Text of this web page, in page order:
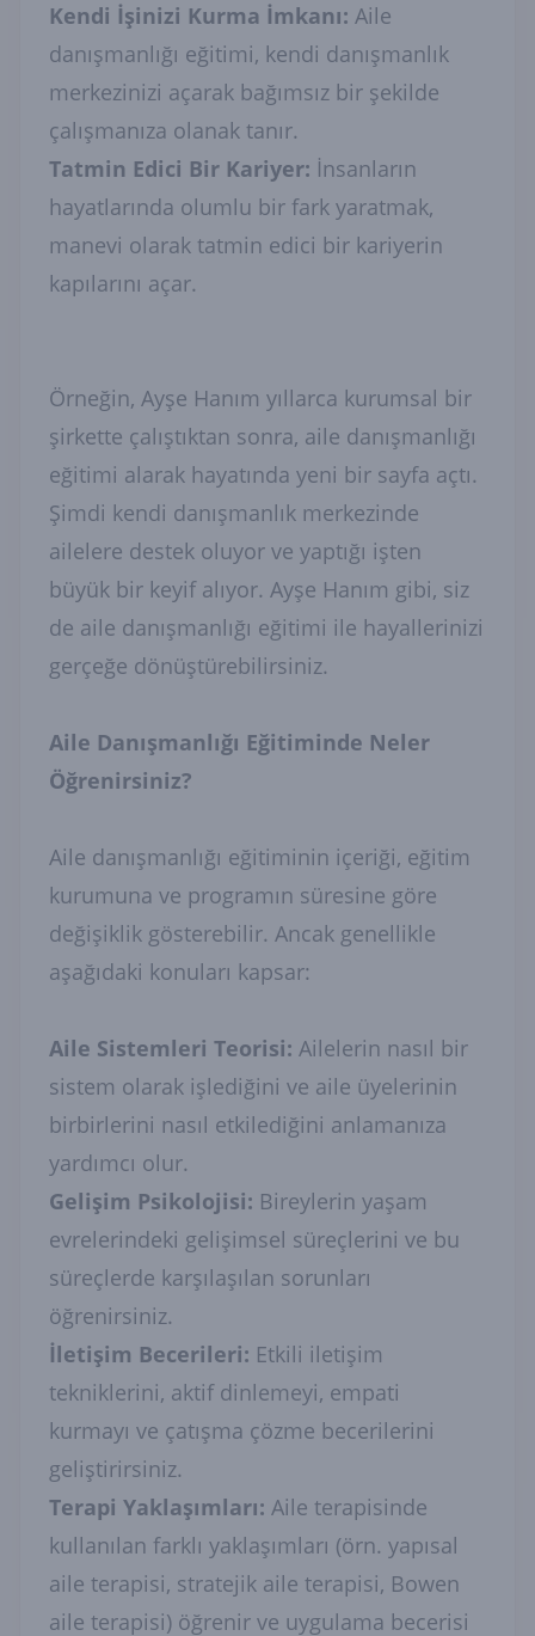
Kendi İşinizi Kurma İmkanı: Aile
danışmanlığı eğitimi, kendi danışmanlık
merkezinizi açarak bağımsız bir şekilde
çalışmanıza olanak tanır.
Tatmin Edici Bir Kariyer: İnsanların
hayatlarında olumlu bir fark yaratmak,
manevi olarak tatmin edici bir kariyerin
kapılarını açar.
Örneğin, Ayşe Hanım yıllarca kurumsal bir
şirkette çalıştıktan sonra, aile danışmanlığı
eğitimi alarak hayatında yeni bir sayfa açtı.
Şimdi kendi danışmanlık merkezinde
ailelere destek oluyor ve yaptığı işten
büyük bir keyif alıyor. Ayşe Hanım gibi, siz
de aile danışmanlığı eğitimi ile hayallerinizi
gerçeğe dönüştürebilirsiniz.
Aile Danışmanlığı Eğitiminde Neler
Öğrenirsiniz?
Aile danışmanlığı eğitiminin içeriği, eğitim
kurumuna ve programın süresine göre
değişiklik gösterebilir. Ancak genellikle
aşağıdaki konuları kapsar:
Aile Sistemleri Teorisi: Ailelerin nasıl bir
sistem olarak işlediğini ve aile üyelerinin
birbirlerini nasıl etkilediğini anlamanıza
yardımcı olur.
Gelişim Psikolojisi: Bireylerin yaşam
evrelerindeki gelişimsel süreçlerini ve bu
süreçlerde karşılaşılan sorunları
öğrenirsiniz.
İletişim Becerileri: Etkili iletişim
tekniklerini, aktif dinlemeyi, empati
kurmayı ve çatışma çözme becerilerini
geliştirirsiniz.
Terapi Yaklaşımları: Aile terapisinde
kullanılan farklı yaklaşımları (örn. yapısal
aile terapisi, stratejik aile terapisi, Bowen
aile terapisi) öğrenir ve uygulama becerisi